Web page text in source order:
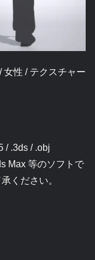
女性 / テクスチャー
/ .3ds / .obj
Max 等のソフトで
ください。